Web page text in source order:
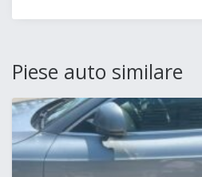
Piese auto similare